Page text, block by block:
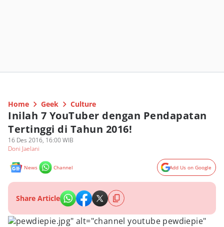
Home Geek Culture
Inilah 7 YouTuber dengan Pendapatan
Tertinggi di Tahun 2016!
16 Des 2016, 16:00 WIB
Doni Jaelani
News Channel Add Us on Google
Share Article
pewdiepie.jpg" alt="channel youtube pewdiepie"